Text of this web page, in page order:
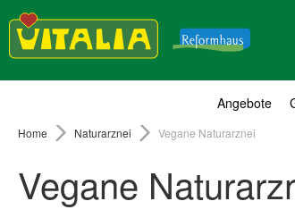
Angebote
Home Naturarznei Vegane Naturarznei
Vegane